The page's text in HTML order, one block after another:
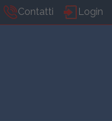
Contatti Login